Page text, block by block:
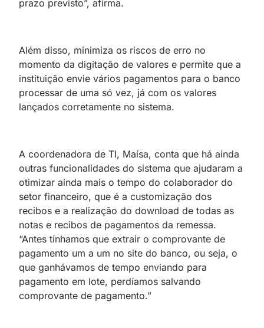
prazo previsto”, afirma.
Além disso, minimiza os riscos de erro no
momento da digitação de valores e permite que a
instituição envie vários pagamentos para o banco
processar de uma só vez, já com os valores
lançados corretamente no sistema.
A coordenadora de TI, Maísa, conta que há ainda
outras funcionalidades do sistema que ajudaram a
otimizar ainda mais o tempo do colaborador do
setor financeiro, que é a customização dos
recibos e a realização do download de todas as
notas e recibos de pagamentos da remessa.
“Antes tínhamos que extrair o comprovante de
pagamento um a um no site do banco, ou seja, o
que ganhávamos de tempo enviando para
pagamento em lote, perdíamos salvando
comprovante de pagamento.”